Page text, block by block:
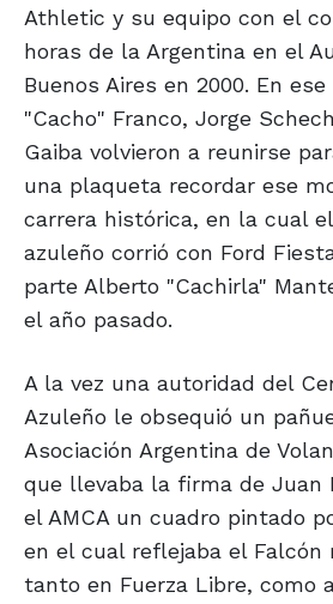
Athletic y su equipo con el
horas de la Argentina en el
Buenos Aires en 2000. En
"Cacho" Franco, Jorge
Gaiba volvieron a reunirse
una plaqueta recordar ese
carrera histórica, en la cual
azuleño corrió con Ford
parte Alberto "Cachirla"
el año pasado.
A la vez una autoridad del
Azuleño le obsequió un
Asociación Argentina de
que llevaba la firma de Juan
el AMCA un cuadro pintado
en el cual reflejaba el Falcón
tanto en Fuerza Libre, como